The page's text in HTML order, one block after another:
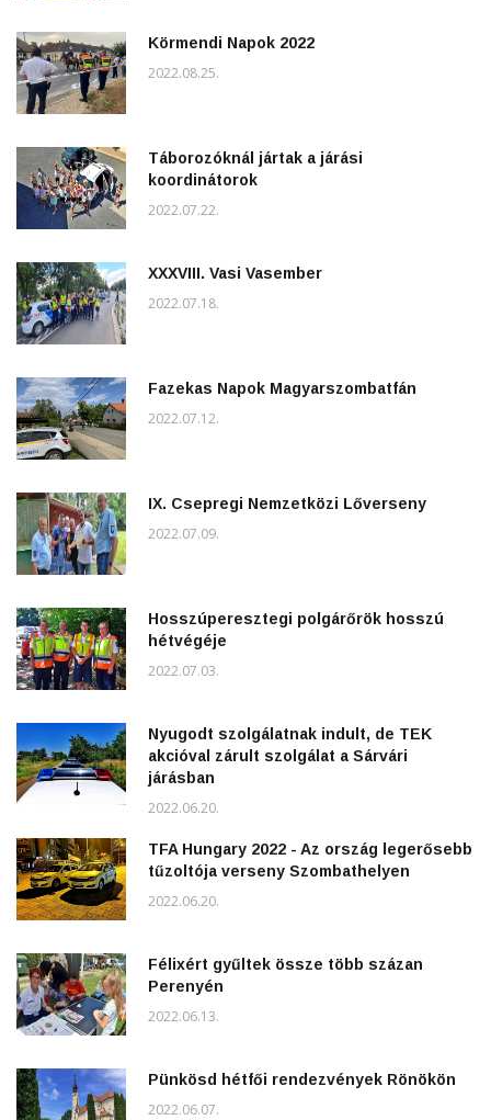
Körmendi Napok 2022
2022.08.25.
Táborozóknál jártak a járási
koordinátorok
2022.07.22.
XXXVIII. Vasi Vasember
2022.07.18.
Fazekas Napok Magyarszombatfán
2022.07.12.
IX. Csepregi Nemzetközi Lőverseny
2022.07.09.
Hosszúperesztegi polgárőrök hosszú
hétvégéje
2022.07.03.
Nyugodt szolgálatnak indult, de TEK
akcióval zárult szolgálat a Sárvári
járásban
2022.06.20.
TFA Hungary 2022 - Az ország legerősebb
tűzoltója verseny Szombathelyen
2022.06.20.
Félixért gyűltek össze több százan
Perenyén
2022.06.13.
Pünkösd hétfői rendezvények Rönökön
2022.06.07.